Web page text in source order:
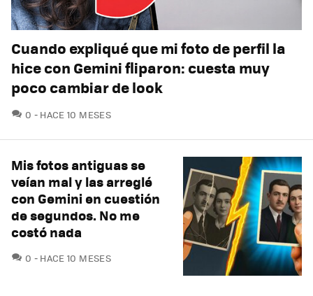
Cuando expliqué que mi foto de perfil la
hice con Gemini fliparon: cuesta muy
poco cambiar de look
0 COMENTARIOS
HACE 10 MESES
Mis fotos antiguas se
veían mal y las arreglé
con Gemini en cuestión
de segundos. No me
costó nada
0 COMENTARIOS
HACE 10 MESES